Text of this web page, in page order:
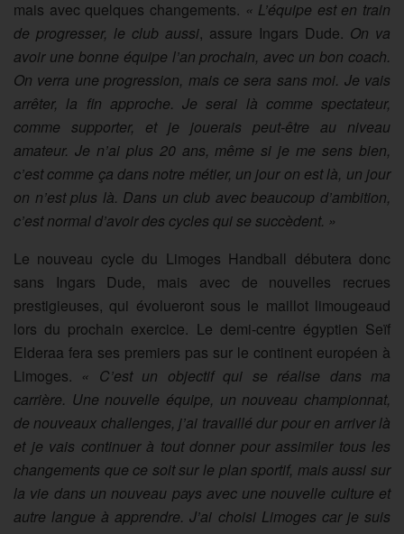
mais avec quelques changements. « L’équipe est en train
de progresser, le club aussi, assure Ingars Dude. On va
avoir une bonne équipe l’an prochain, avec un bon coach.
On verra une progression, mais ce sera sans moi. Je vais
arrêter, la fin approche. Je serai là comme spectateur,
comme supporter, et je jouerais peut-être au niveau
amateur. Je n’ai plus 20 ans, même si je me sens bien,
c’est comme ça dans notre métier, un jour on est là, un jour
on n’est plus là. Dans un club avec beaucoup d’ambition,
c’est normal d’avoir des cycles qui se succèdent. »
Le nouveau cycle du Limoges Handball débutera donc
sans Ingars Dude, mais avec de nouvelles recrues
prestigieuses, qui évolueront sous le maillot limougeaud
lors du prochain exercice. Le demi-centre égyptien Seïf
Elderaa fera ses premiers pas sur le continent européen à
Limoges. « C’est un objectif qui se réalise dans ma
carrière. Une nouvelle équipe, un nouveau championnat,
de nouveaux challenges, j’ai travaillé dur pour en arriver là
et je vais continuer à tout donner pour assimiler tous les
changements que ce soit sur le plan sportif, mais aussi sur
la vie dans un nouveau pays avec une nouvelle culture et
autre langue à apprendre. J’ai choisi Limoges car je suis